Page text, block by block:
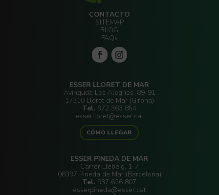
CONTACTO
SITEMAP
BLOG
FAQs
ESSER LLORET DE MAR
Avinguda Les Alegries, 89-91
17310 Lloret de Mar (Girona)
Tel. 972 363 854
esserlloret@esser.cat
CÓMO LLEGAR
ESSER PINEDA DE MAR
Carrer Llebeig, 1-7
08397 Pineda de Mar (Barcelona)
Tel. 937 626 807
esserpineda@esser.cat